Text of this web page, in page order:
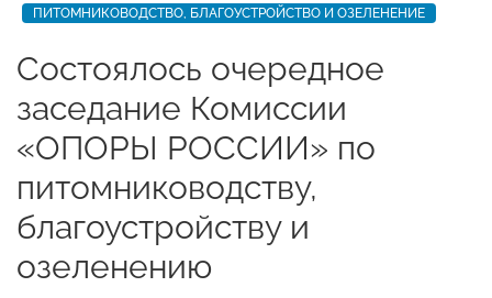
ПИТОМНИКОВОДСТВО, БЛАГОУСТРОЙСТВО И ОЗЕЛЕНЕНИЕ
Состоялось очередное
заседание Комиссии
«ОПОРЫ РОССИИ» по
питомниководству,
благоустройству и
озеленению